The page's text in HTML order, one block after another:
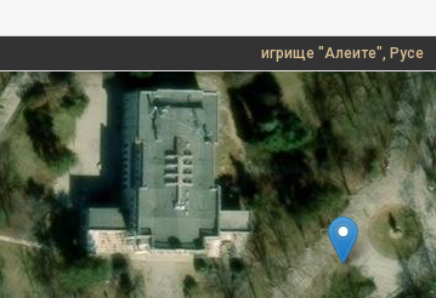
игрище "Алеите", Русе